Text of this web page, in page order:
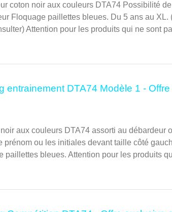
coton noir aux couleurs DTA74 Possibilité
Floquage paillettes bleues. Du 5 ans au XL.
Attention pour les produits qui ne sont
entrainement DTA74 Modèle 1 -
aux couleurs DTA74 assorti au débardeur
prénom ou les initiales devant taille côté
paillettes bleues. Attention pour les produits